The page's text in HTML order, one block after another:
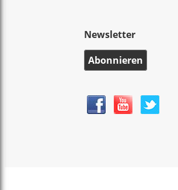
Newsletter
Abonnieren